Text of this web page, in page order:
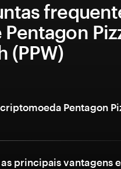
Pentagon
(PPW)
Pentagon
as principais vantagens e